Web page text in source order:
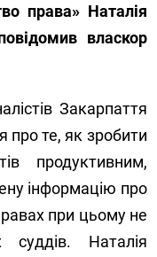
права» Наталія
власкор
Закарпаття
про те, як зробити
продуктивним,
інформацію про
при цьому не
суддів. Наталія